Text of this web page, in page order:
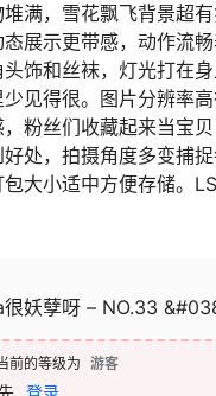
满，雪花飘飞背景超
展示更带感，动作流
饰和丝袜，灯光打在
见得很。图片分辨率
粉丝们收藏起来当宝
处，拍摄角度多变捕
大小适中方便存储。
妖孽呀 – NO.33
前的等级为 游客